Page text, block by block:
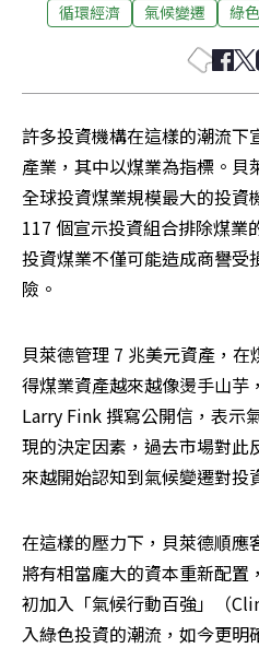
循環經濟 氣候變遷 綠
許多投資機構在這樣的潮流下
產業，其中以煤業為指標。
全球投資煤業規模最大的投資
117 個宣示投資組合排除煤業
投資煤業不僅可能造成商譽受
險。
貝萊德管理 7 兆美元資產，
得煤業資產越來越像燙手山芋
Larry Fink 撰寫公開信，表示
現的決定因素，過去市場對此
來越開始認知到氣候變遷對投
在這樣的壓力下，貝萊德順應
將有相當龐大的資本重新配置
初加入「氣候行動百強」（
入綠色投資的潮流，如今更明